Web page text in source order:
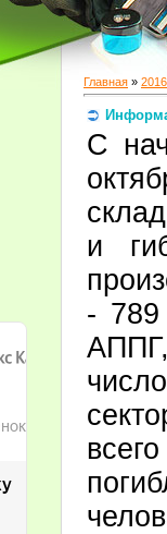
Главная » 2016
С
и
- 789